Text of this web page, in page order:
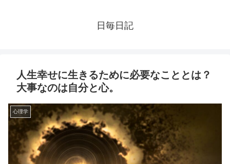
日毎日記
人生幸せに生きるために必要なこととは？
大事なのは自分と心。
心理学